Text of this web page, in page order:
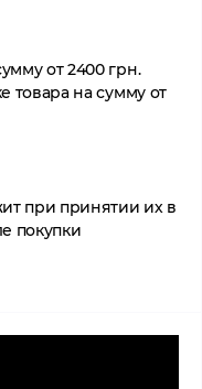
от 2400 грн.
товара на сумму от
при принятии их в
покупки